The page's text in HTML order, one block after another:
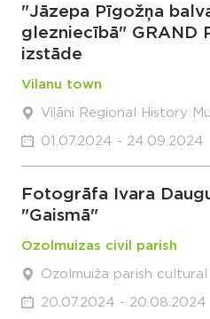
"Jāzepa Pīgožņa
glezniecībā" GRAND
izstāde
Vilanu town
Viļāni Regional History
01.07.2024 - 24.09.2024
Fotogrāfa Ivara
"Gaismā"
Ozolmuizas civil parish
Ozolmuiža parish cultural
20.07.2024 - 20.08.2024